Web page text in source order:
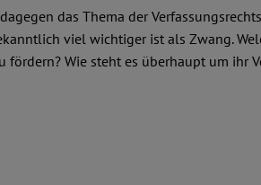
das Thema der
viel wichtiger ist als Zwang.
Wie steht es überhaupt um ihr